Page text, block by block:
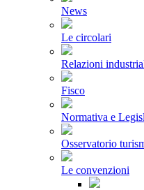
News
Le circolari
Relazioni
Fisco
Normativa e
Osservatorio
Le convenzioni